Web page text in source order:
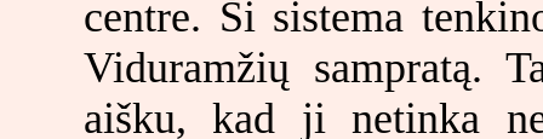
centre. Ši sistema
Viduramžių sampratą.
aišku, kad ji netinka